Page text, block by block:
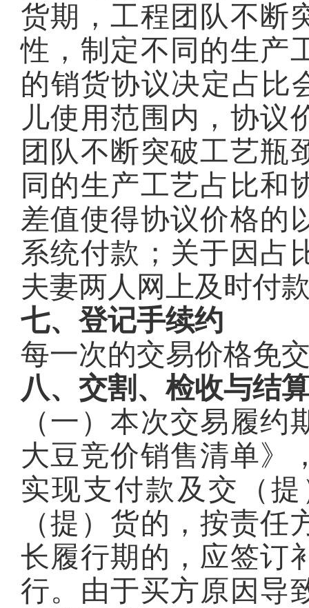
货期，工程团队不断
性，制定不同的生产
的销货协议决定占比
儿使用范围内，协议
团队不断突破工艺瓶
同的生产工艺占比和
差值使得协议价格的
系统付款；关于因占
夫妻两人网上及时付
七、登记手续约
每一次的交易价格免
八、交割、检收与结
（一）本次交易履
大豆竞价销售清单》
实现支付款及交（
（提）货的，按责
长履行期的，应签订
行。由于买方原因导